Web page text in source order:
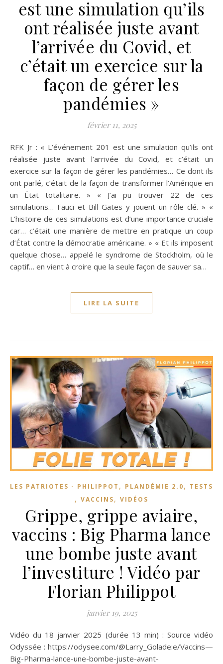
est une simulation qu’ils
ont réalisée juste avant
l’arrivée du Covid, et
c’était un exercice sur la
façon de gérer les
pandémies »
février 11, 2025
RFK Jr : « L’événement 201 est une simulation qu’ils ont
réalisée juste avant l’arrivée du Covid, et c’était un
exercice sur la façon de gérer les pandémies… Ce dont ils
ont parlé, c’était de la façon de transformer l’Amérique en
un État totalitaire. » « J’ai pu trouver 22 de ces
simulations… Fauci et Bill Gates y jouent un rôle clé. » «
L’histoire de ces simulations est d’une importance cruciale
car… c’était une manière de mettre en pratique un coup
d’État contre la démocratie américaine. » « Et ils imposent
quelque chose… appelé le syndrome de Stockholm, où le
captif… en vient à croire que la seule façon de sauver sa…
LIRE LA SUITE
LES PATRIOTES - PHILIPPOT , PLANDÉMIE 2.0, TESTS
, VACCINS, VIDÉOS
Grippe, grippe aviaire,
vaccins : Big Pharma lance
une bombe juste avant
l’investiture ! Vidéo par
Florian Philippot
janvier 19, 2025
Vidéo du 18 janvier 2025 (durée 13 min) : Source vidéo
Odyssée : https://odysee.com/@Larry_Golade:e/Vaccins—
Big-Pharma-lance-une-bombe-juste-avant-